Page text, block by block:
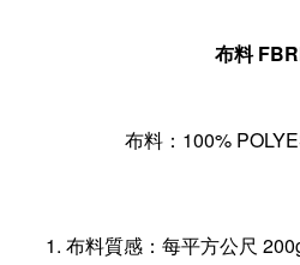
布料
布料：100%
布料質感：每平方公尺